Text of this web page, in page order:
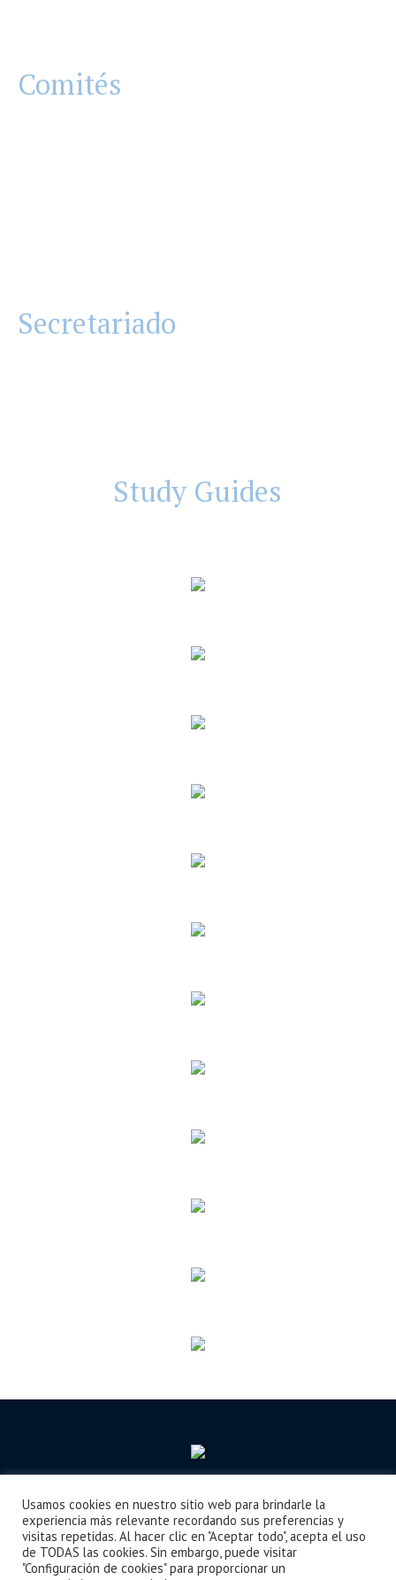
Comités
Secretariado
Study Guides
Seguimos Aprendiendo Boletín Noticias Videos ¿Cómo llegar?
Usamos cookies en nuestro sitio web para brindarle la
experiencia más relevante recordando sus preferencias y
visitas repetidas. Al hacer clic en "Aceptar todo", acepta el uso
de TODAS las cookies. Sin embargo, puede visitar
"Configuración de cookies" para proporcionar un